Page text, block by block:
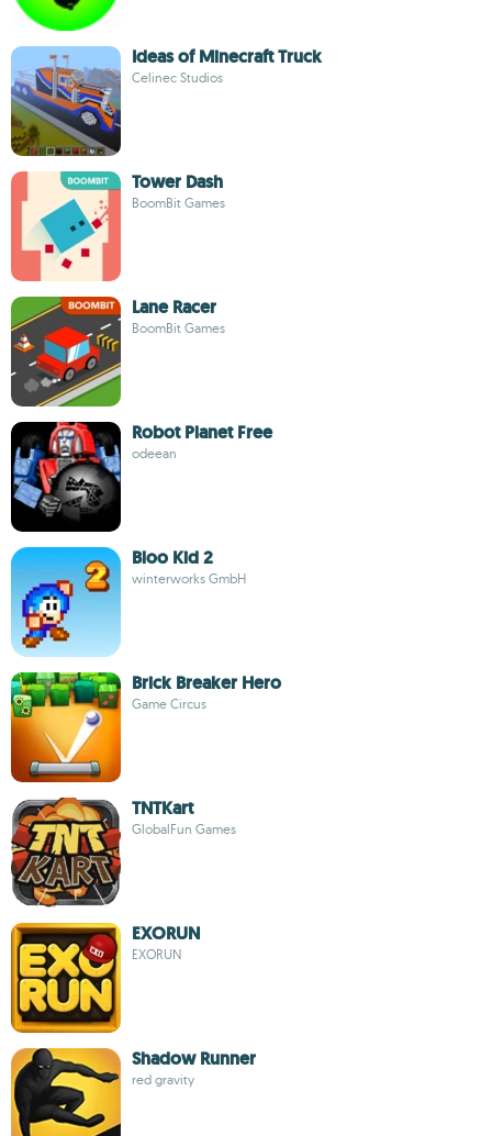
Ideas of Minecraft Truck
Celinec Studios
Tower Dash
BoomBit Games
Lane Racer
BoomBit Games
Robot Planet Free
odeean
Bloo Kid 2
winterworks GmbH
Brick Breaker Hero
Game Circus
TNTKart
GlobalFun Games
EXORUN
EXORUN
Shadow Runner
red gravity